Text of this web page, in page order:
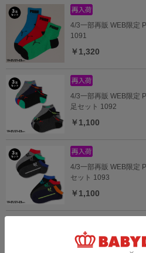
4/3一部再販 WEB限定
1091
￥1,320
4/3一部再販 WEB限定
足セット 1092
￥1,100
4/3一部再販 WEB限定
セット 1093
￥1,100
3/23一部再販 WEB限
セット 1094